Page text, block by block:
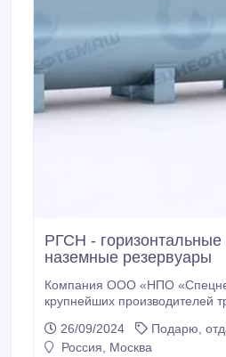
РГСН - горизонтальные
наземные резервуары
Компания ООО «НПО
крупнейших производителей
назначения, резервуарной техники. Приоритетное
направление деятельности
26/09/2024
Подарю,
Россия, Москва